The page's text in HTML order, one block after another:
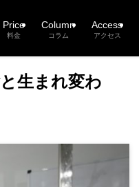
Price
料金
Column
コラム
Access
アクセス
生まれ変わ